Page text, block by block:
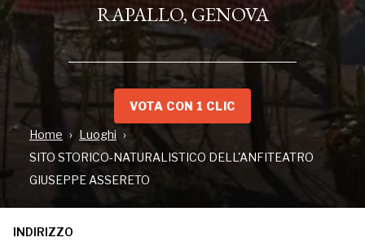
RAPALLO, GENOVA
VOTA CON 1 CLIC
Home
Luoghi
SITO STORICO-NATURALISTICO DELL'ANFITEATRO
GIUSEPPE ASSERETO
INDIRIZZO
RAPALLO, GE